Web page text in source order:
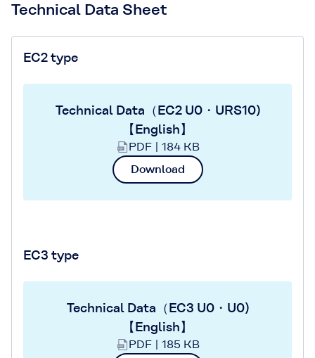
Technical Data Sheet
EC2 type
Technical Data（EC2 U0・URS10)
【English】
PDF | 184 KB
Download
EC3 type
Technical Data（EC3 U0・U0)
【English】
PDF | 185 KB